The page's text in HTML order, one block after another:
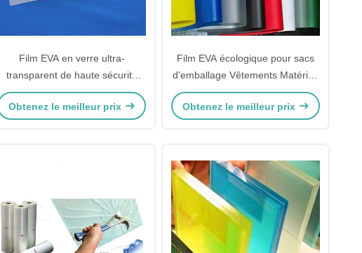
Film EVA en verre ultra-
transparent de haute sécurité
non allié de 0,38 mm pour la
protection des fenêtres en verre
Obtenez le meilleur prix
Film EVA écologique pour sacs
d'emballage Vêtements Matériau
polymère de qualité 0,38 mm
d'épaisseur
Obtenez le meilleur prix